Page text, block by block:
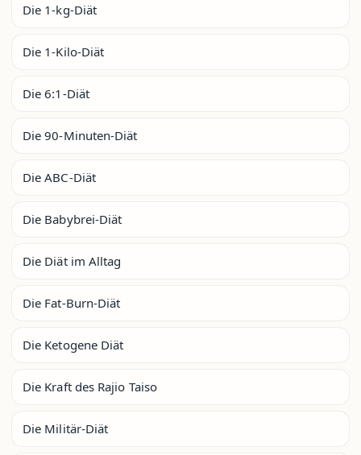
Die 1-kg-Diät
Die 1-Kilo-Diät
Die 6:1-Diät
Die 90-Minuten-Diät
Die ABC-Diät
Die Babybrei-Diät
Die Diät im Alltag
Die Fat-Burn-Diät
Die Ketogene Diät
Die Kraft des Rajio Taiso
Die Militär-Diät